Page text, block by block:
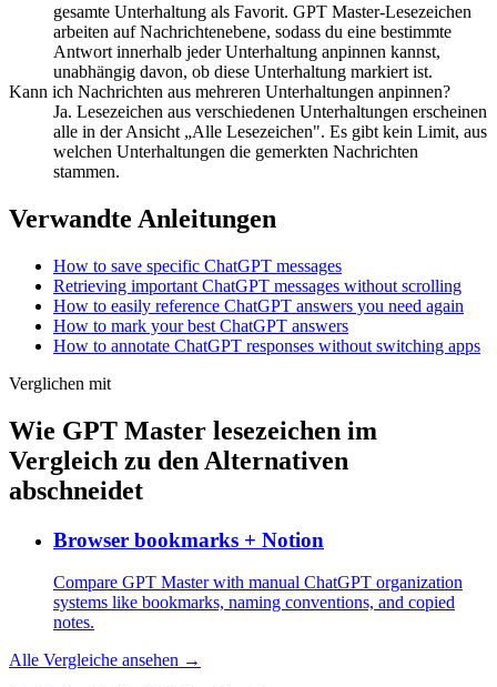
gesamte Unterhaltung als Favorit. GPT Master-Lesezeichen
arbeiten auf Nachrichtenebene, sodass du eine bestimmte
Antwort innerhalb jeder Unterhaltung anpinnen kannst,
unabhängig davon, ob diese Unterhaltung markiert ist.
Kann ich Nachrichten aus mehreren Unterhaltungen anpinnen?
Ja. Lesezeichen aus verschiedenen Unterhaltungen erscheinen
alle in der Ansicht „Alle Lesezeichen". Es gibt kein Limit, aus
welchen Unterhaltungen die gemerkten Nachrichten
stammen.
Verwandte Anleitungen
How to save specific ChatGPT messages
Retrieving important ChatGPT messages without scrolling
How to easily reference ChatGPT answers you need again
How to mark your best ChatGPT answers
How to annotate ChatGPT responses without switching apps
Verglichen mit
Wie GPT Master lesezeichen im
Vergleich zu den Alternativen
abschneidet
Browser bookmarks + Notion
Compare GPT Master with manual ChatGPT organization
systems like bookmarks, naming conventions, and copied
notes.
Alle Vergleiche ansehen →